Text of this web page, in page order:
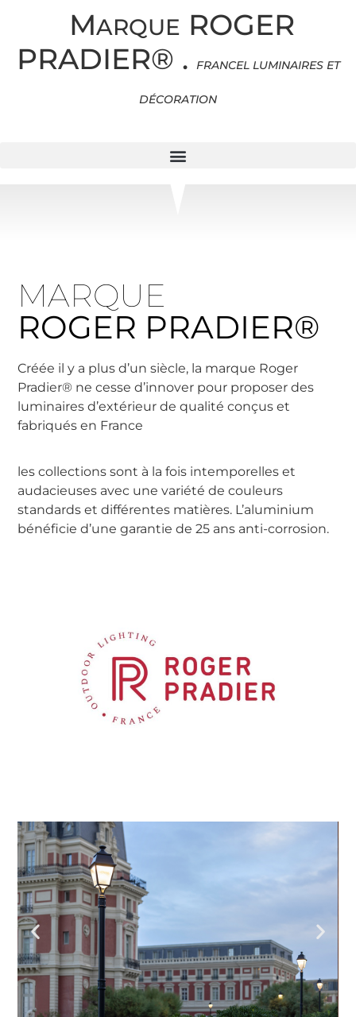
MARQUE ROGER
PRADIER® . FRANCEL LUMINAIRES ET
DÉCORATION
MARQUE
ROGER PRADIER®
Créée il y a plus d’un siècle, la marque Roger
Pradier® ne cesse d’innover pour proposer des
luminaires d’extérieur de qualité conçus et
fabriqués en France
les collections sont à la fois intemporelles et
audacieuses avec une variété de couleurs
standards et différentes matières. L’aluminium
bénéficie d’une garantie de 25 ans anti-corrosion.